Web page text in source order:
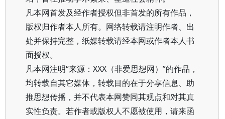
凡本网首发及经作者授权但非首发的所有作品，
版权归作者本人所有。网络转载请注明作者、出
处并保持完整，纸媒转载请经本网或作者本人书
面授权。
凡本网注明“来源：XXX（非爱思想网）”的作品，
均转载自其它媒体，转载目的在于分享信息、助
推思想传播，并不代表本网赞同其观点和对其真
实性负责。若作者或版权人不愿被使用，请来函